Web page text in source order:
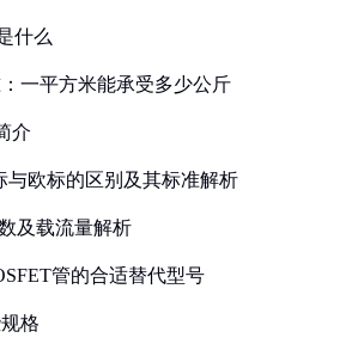
什么
一平方米能承受多少公斤
介
与欧标的区别及其标准解析
及载流量解析
管的合适替代型号
格